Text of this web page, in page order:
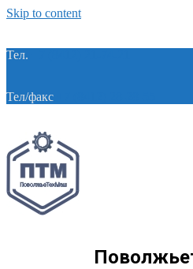
Skip to content
Тел.
Тел/факс